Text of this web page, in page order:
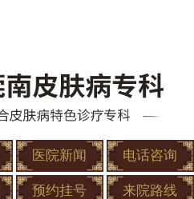
医院新闻 电话咨询
预约挂号 来院路线